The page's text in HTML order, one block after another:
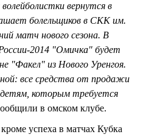
вернутся в
болельщиков в СКК им.
матч нового сезона. В
2014 "Омичка" будет
"Факел" из Нового Уренгоя.
все средства от продажи
которым требуется
в омском клубе.
успеха в матчах Кубка